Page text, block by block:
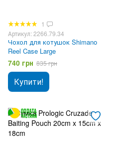
1
Артикул: 2266.79.34
Чохол для котушок Shimano
Reel Case Large
740 грн 835 грн
Купити!